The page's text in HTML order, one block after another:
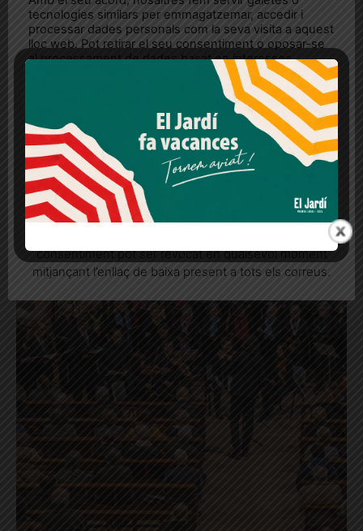
L’orgue sona a Sant Vicenç
tecnologies similars per emmagatzemar, accedir i
processar dades personals com la seva visita a aquest
lloc web. Pot retirar el seu consentiment o oposar-se
al processament de dades basat en interessos
legítims en qualsevol moment fent clic a "Ajustos de
cookies" o a la nostra Política de privacitat en aquest
lloc web. Si cliques "acceptar" dones el teu
Més informació Acceptar Rebutjar tot
Quan l’usuari crea un compte al Diari el Jardí, dona el
seu consentiment explícit per rebre comunicacions
consentiment pot ser revocat en qualsevol moment
mitjançant l’enllaç de baixa present a tots els correus.